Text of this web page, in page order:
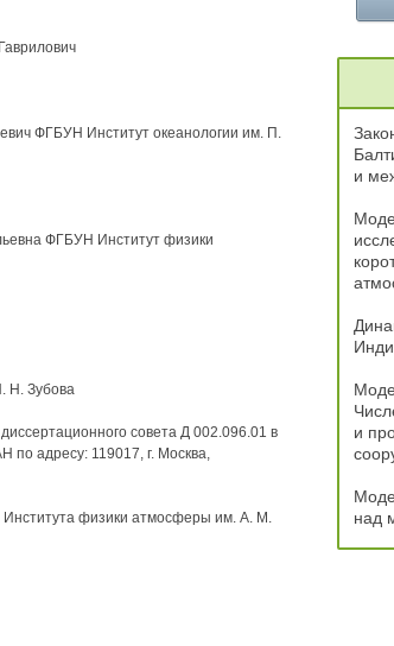
ФГБУН Институт океанологии им. П.
ФГБУН Институт физики
Н. Зубова
совета Д 002.096.01 в
адресу: 119017, г. Москва,
физики атмосферы им. А. М.
и
и
над